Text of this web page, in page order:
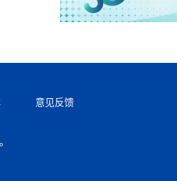
意见反馈